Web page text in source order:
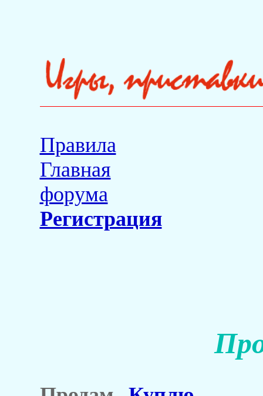
Правила
Главная
форума
Регистрация